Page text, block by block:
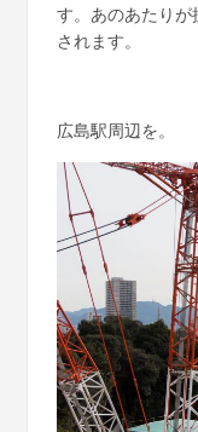
す。あのあたり
されます。
広島駅周辺を。